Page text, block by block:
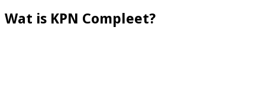
Wat is KPN Compleet?